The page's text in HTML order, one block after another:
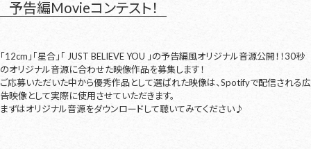
予告編Movieコンテスト！
「12cm」「星合」「 JUST BELIEVE YOU 」の予告編風オリジナル音源公開！！30秒
のオリジナル音源に合わせた映像作品を募集します！
ご応募いただいた中から優秀作品として選ばれた映像は、Spotifyで配信される広
告映像として実際に使用させていただきます。
まずはオリジナル音源をダウンロードして聴いてみてください♪